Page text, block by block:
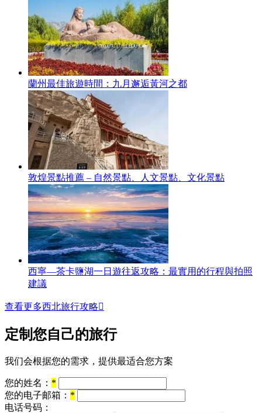
蘭州最佳旅遊時間：九月邂逅黃河之都
敦煌景點推薦 – 自然景點、人文景點、文化景點
西寧—茶卡鹽湖一日遊往返攻略：最實用的行程與拍照
建議
查看更多西北旅行攻略
定制您自己的旅行
我们会根据您的需求，提供最适合您方案
您的姓名： *
您的电子邮箱： *
电话号码：